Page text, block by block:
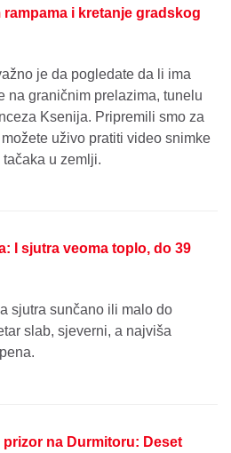
rampama i kretanje gradskog
je da pogledate da li ima
na graničnim prelazima, tunelu
Ksenija. Pripremili smo za
uživo pratiti video snimke
u zemlji.
I sjutra veoma toplo, do 39
sjutra sunčano ili malo do
slab, sjeverni, a najviša
prizor na Durmitoru: Deset